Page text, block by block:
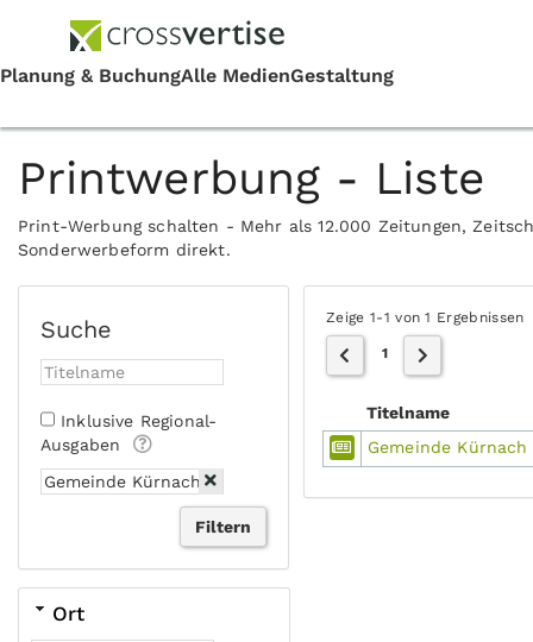
Printwerbung - Liste
Print-Werbung schalten - Mehr als 12.000 Zeitungen,
Sonderwerbeform direkt.
Suche
Inklusive Regional-
Ausgaben
Ort
Zeige 1-1 von 1 Ergebnissen
1
Titelname
Gemeinde